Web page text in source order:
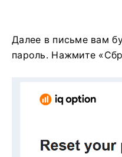
Далее в письме вам
пароль. Нажмите